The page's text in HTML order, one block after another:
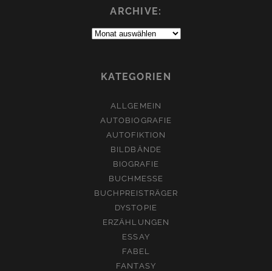
ARCHIVE:
Archive:
KATEGORIEN
ALLGEMEIN
AUTOBIOGRAFIE
AUTOFIKTION
BILDBÄNDE
BIOGRAFIE
BUCHMESSE
BUCHPREISTRÄGER
DYSTOPIE
ERZÄHLUNGEN
ESSAY
FABEL
FANTASY